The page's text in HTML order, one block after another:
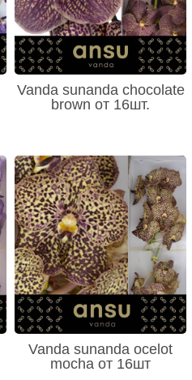
Vanda sunanda chocolate
brown от 16шт.
Vanda sunanda ocelot
mocha от 16шт